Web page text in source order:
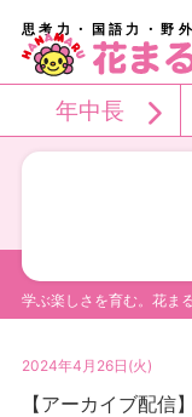
思考力・国語力・野
年中長
学ぶ楽しさを育む。花ま
2024年4月26日(火)
【アーカイブ配